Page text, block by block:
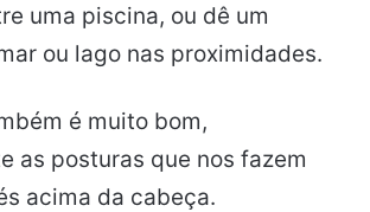
uma piscina, ou dê um
ou lago nas proximidades.
é muito bom,
as posturas que nos fazem
acima da cabeça.